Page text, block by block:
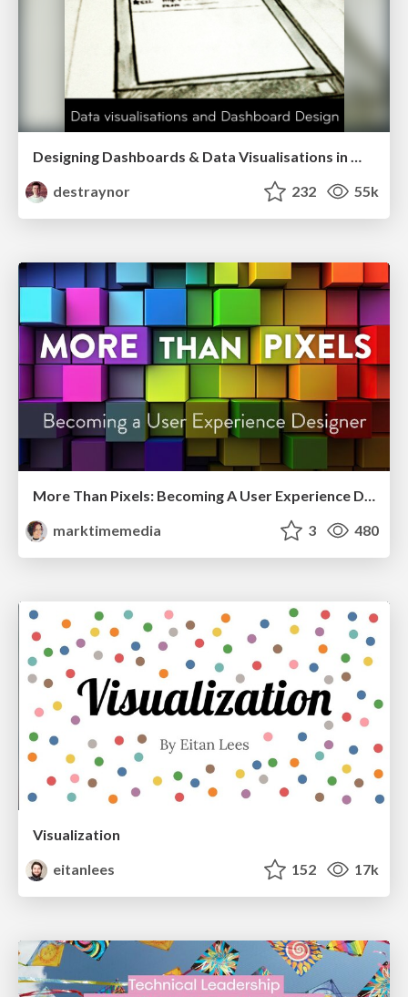
destraynor
232 55k
More Than Pixels: Becoming A User Experience Designer
marktimemedia
3 480
Visualization
eitanlees
152 17k